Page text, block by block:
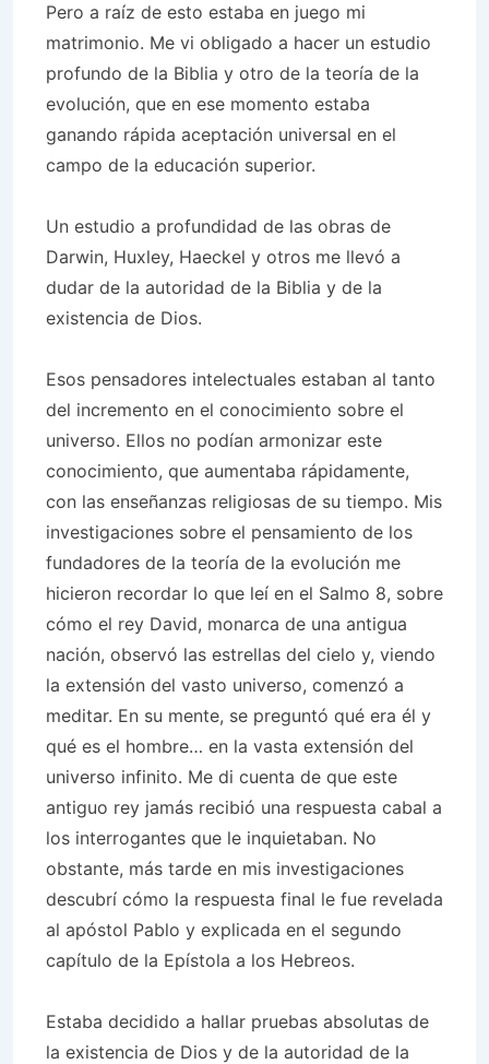
Pero a raíz de esto estaba en juego mi
matrimonio. Me vi obligado a hacer un estudio
profundo de la Biblia y otro de la teoría de la
evolución, que en ese momento estaba
ganando rápida aceptación universal en el
campo de la educación superior.
Un estudio a profundidad de las obras de
Darwin, Huxley, Haeckel y otros me llevó a
dudar de la autoridad de la Biblia y de la
existencia de Dios.
Esos pensadores intelectuales estaban al tanto
del incremento en el conocimiento sobre el
universo. Ellos no podían armonizar este
conocimiento, que aumentaba rápidamente,
con las enseñanzas religiosas de su tiempo. Mis
investigaciones sobre el pensamiento de los
fundadores de la teoría de la evolución me
hicieron recordar lo que leí en el Salmo 8, sobre
cómo el rey David, monarca de una antigua
nación, observó las estrellas del cielo y, viendo
la extensión del vasto universo, comenzó a
meditar. En su mente, se preguntó qué era él y
qué es el hombre… en la vasta extensión del
universo infinito. Me di cuenta de que este
antiguo rey jamás recibió una respuesta cabal a
los interrogantes que le inquietaban. No
obstante, más tarde en mis investigaciones
descubrí cómo la respuesta final le fue revelada
al apóstol Pablo y explicada en el segundo
capítulo de la Epístola a los Hebreos.
Estaba decidido a hallar pruebas absolutas de
la existencia de Dios y de la autoridad de la